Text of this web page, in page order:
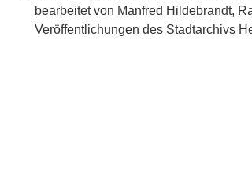
bearbeitet von Manfred Hildebrandt,
Veröffentlichungen des Stadtarchivs